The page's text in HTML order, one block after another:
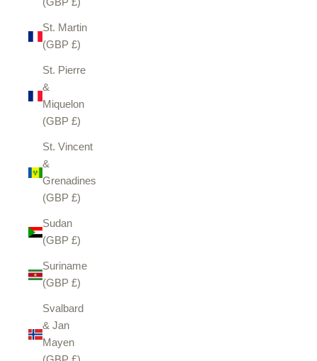
St. Martin
(GBP £)
St. Pierre
&
Miquelon
(GBP £)
St. Vincent
&
Grenadines
(GBP £)
Sudan
(GBP £)
Suriname
(GBP £)
Svalbard
& Jan
Mayen